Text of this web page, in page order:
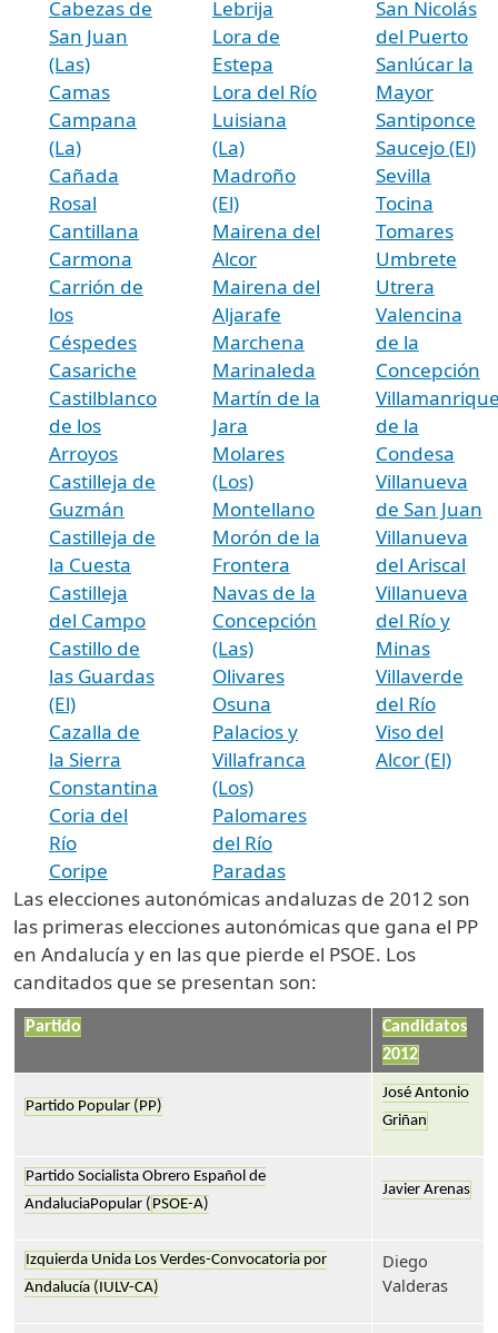
Cabezas de
San Juan
(Las)
Camas
Campana
(La)
Cañada
Rosal
Cantillana
Carmona
Carrión de
los
Céspedes
Casariche
Castilblanco
de los
Arroyos
Castilleja de
Guzmán
Castilleja de
la Cuesta
Castilleja
del Campo
Castillo de
las Guardas
(El)
Cazalla de
la Sierra
Constantina
Coria del
Río
Coripe
Lebrija
Lora de
Estepa
Lora del Río
Luisiana
(La)
Madroño
(El)
Mairena del
Alcor
Mairena del
Aljarafe
Marchena
Marinaleda
Martín de la
Jara
Molares
(Los)
Montellano
Morón de la
Frontera
Navas de la
Concepción
(Las)
Olivares
Osuna
Palacios y
Villafranca
(Los)
Palomares
del Río
Paradas
San Nicolás
del Puerto
Sanlúcar la
Mayor
Santiponce
Saucejo (El)
Sevilla
Tocina
Tomares
Umbrete
Utrera
Valencina
de la
Concepción
de la
Condesa
Villanueva
de San Juan
Villanueva
del Ariscal
Villanueva
del Río y
Minas
Villaverde
del Río
Viso del
Alcor (El)
Las elecciones autonómicas andaluzas de 2012 son
las primeras elecciones autonómicas que gana el PP
en Andalucía y en las que pierde el PSOE. Los
canditados que se presentan son:
Partido
Candidatos
2012
Partido Popular (PP)
José Antonio
Griñan
Partido Socialista Obrero Español de
AndaluciaPopular ( PSOE-A)
Javier Arenas
Izquierda Unida Los Verdes-Convocatoria por
Andalucía (IULV-CA)
Diego
Valderas